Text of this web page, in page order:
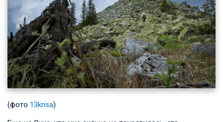
(фото 13krisa)